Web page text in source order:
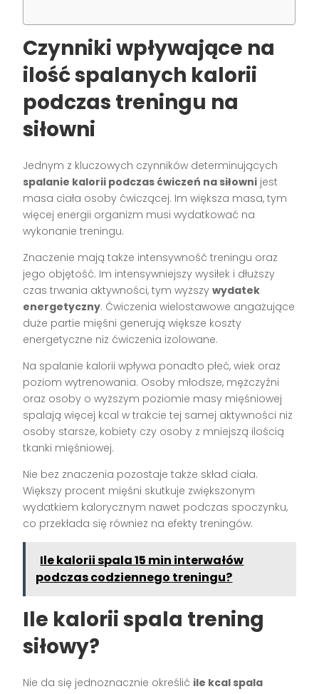
Czynniki wpływające na
ilość spalanych kalorii
podczas treningu na
siłowni
Jednym z kluczowych czynników determinujących
spalanie kalorii podczas ćwiczeń na siłowni jest
masa ciała osoby ćwiczącej. Im większa masa, tym
więcej energii organizm musi wydatkować na
wykonanie treningu.
Znaczenie mają także intensywność treningu oraz
jego objętość. Im intensywniejszy wysiłek i dłuższy
czas trwania aktywności, tym wyższywydatek
energetyczny. Ćwiczenia wielostawowe angażujące
duże partie mięśni generują większe koszty
energetyczne niż ćwiczenia izolowane.
Na spalanie kalorii wpływa ponadto płeć, wiek oraz
poziom wytrenowania. Osoby młodsze, mężczyźni
oraz osoby o wyższym poziomie masy mięśniowej
spalają więcej kcal w trakcie tej samej aktywności niż
osoby starsze, kobiety czy osoby z mniejszą ilością
tkanki mięśniowej.
Nie bez znaczenia pozostaje także skład ciała.
Większy procent mięśni skutkuje zwiększonym
wydatkiem kalorycznym nawet podczas spoczynku,
co przekłada się również na efekty treningów.
Ile kalorii spala 15 min interwałów
podczas codziennego treningu?
Ile kalorii spala trening
siłowy?
Nie da się jednoznacznie określić ile kcal spala